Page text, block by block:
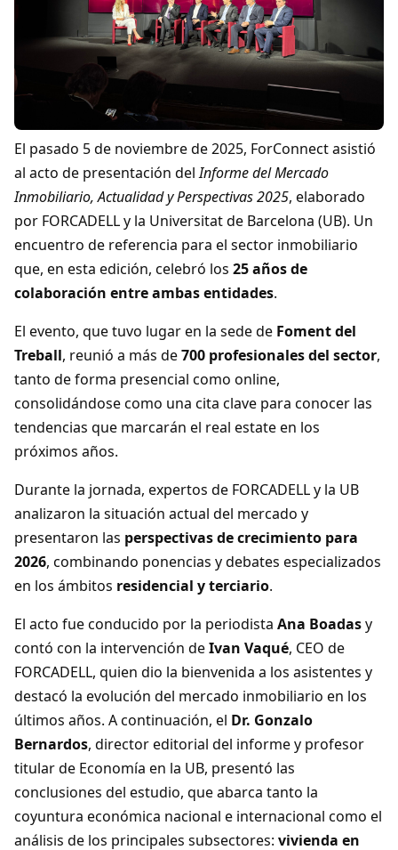
El pasado 5 de noviembre de 2025, ForConnect asistió
al acto de presentación delInforme del Mercado
Inmobiliario, Actualidad y Perspectivas 2025, elaborado
por FORCADELL y la Universitat de Barcelona (UB). Un
encuentro de referencia para el sector inmobiliario
que, en esta edición, celebró los 25 años de
colaboración entre ambas entidades.
El evento, que tuvo lugar en la sede de Foment del
Treball, reunió a más de700 profesionales del sector,
tanto de forma presencial como online,
consolidándose como una cita clave para conocer las
tendencias que marcarán el real estate en los
próximos años.
Durante la jornada, expertos de FORCADELL y la UB
analizaron la situación actual del mercado y
presentaron las perspectivas de crecimiento para
2026, combinando ponencias y debates especializados
en los ámbitos residencial y terciario.
El acto fue conducido por la periodista Ana Boadasy
contó con la intervención deIvan Vaqué, CEO de
FORCADELL, quien dio la bienvenida a los asistentes y
destacó la evolución del mercado inmobiliario en los
últimos años. A continuación, el Dr. Gonzalo
Bernardos, director editorial del informe y profesor
titular de Economía en la UB, presentó las
conclusiones del estudio, que abarca tanto la
coyuntura económica nacional e internacional como el
análisis de los principales subsectores: vivienda en